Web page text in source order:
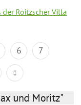
Roitzscher Villa
6
7
und Moritz"